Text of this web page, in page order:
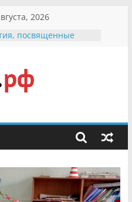
2026
посвященные
Инжавинского округа»
фронтовичке
в сети Интернет
«Сохраним
родились крапчатые